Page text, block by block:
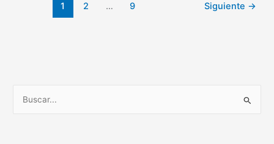
1 2 … 9 Siguiente →